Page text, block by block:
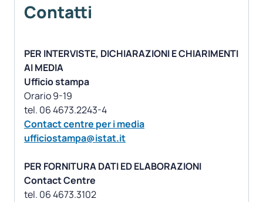
Contatti
PER INTERVISTE, DICHIARAZIONI E CHIARIMENTI
AI MEDIA
Ufficio stampa
Orario 9-19
Contact centre per i media
ufficiostampa@istat.it
PER FORNITURA DATI ED ELABORAZIONI
Contact Centre